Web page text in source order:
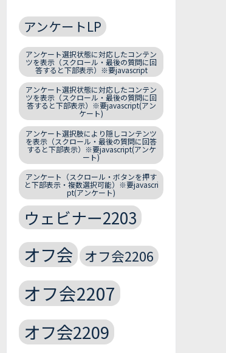
アンケートLP
アンケート選択状態に対応したコンテン
ツを表示（スクロール・最後の質問に回
答すると下部表示）※要javascript
アンケート選択状態に対応したコンテン
ツを表示（スクロール・最後の質問に回
答すると下部表示）※要javascript(アン
ケート)
アンケート選択肢により隠しコンテンツ
を表示（スクロール・最後の質問に回答
すると下部表示）※要javascript(アンケ
ート)
アンケート（スクロール・ボタンを押す
と下部表示・複数選択可能）※要javascri
pt(アンケート)
ウェビナー2203
オフ会 オフ会2206
オフ会2207
オフ会2209